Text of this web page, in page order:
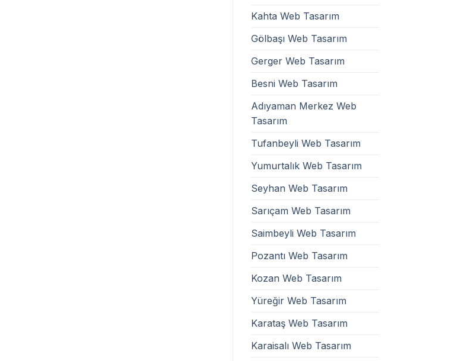
Kahta Web Tasarım
Gölbaşı Web Tasarım
Gerger Web Tasarım
Besni Web Tasarım
Adıyaman Merkez Web
Tasarım
Tufanbeyli Web Tasarım
Yumurtalık Web Tasarım
Seyhan Web Tasarım
Sarıçam Web Tasarım
Saimbeyli Web Tasarım
Pozantı Web Tasarım
Kozan Web Tasarım
Yüreğir Web Tasarım
Karataş Web Tasarım
Karaisalı Web Tasarım